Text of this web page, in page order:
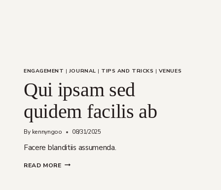
ENGAGEMENT | JOURNAL | TIPS AND TRICKS | VENUES
Qui ipsam sed
quidem facilis ab
By kennyngoo 08/31/2025
Facere blanditiis assumenda.
READ MOREQUI